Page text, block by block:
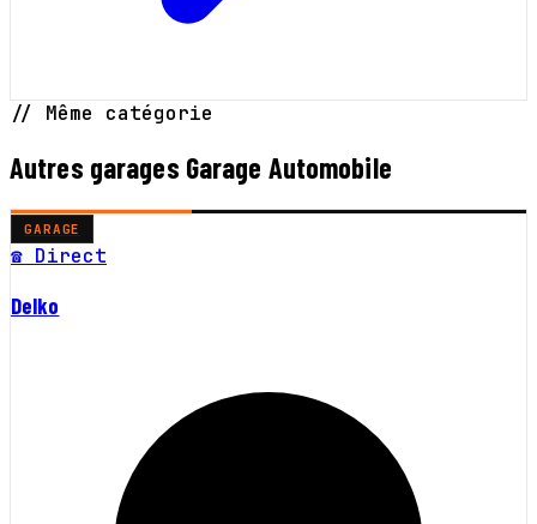
// Même catégorie
Autres garages Garage Automobile
GARAGE
☎ Direct
Delko